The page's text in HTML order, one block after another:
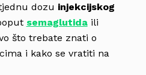
dozu injekcijskog
semaglutidaili
što trebate znati o
i kako se vratiti na